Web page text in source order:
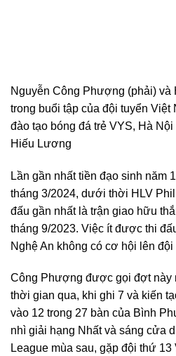
Nguyễn Công Phượng (phải) và
trong buổi tập của đội tuyển Việt
đào tạo bóng đá trẻ VYS, Hà
Hiếu Lương
Lần gần nhất tiền đạo sinh năm
tháng 3/2024, dưới thời HLV
đấu gần nhất là trận giao hữu
tháng 9/2023. Việc ít được thi
Nghệ An không có cơ hội lên
Công Phượng được gọi đợt này
thời gian qua, khi ghi 7 và kiến
vào 12 trong 27 bàn của Bình
nhì giải hạng Nhất và sáng cửa
League mùa sau, gặp đội thứ 13